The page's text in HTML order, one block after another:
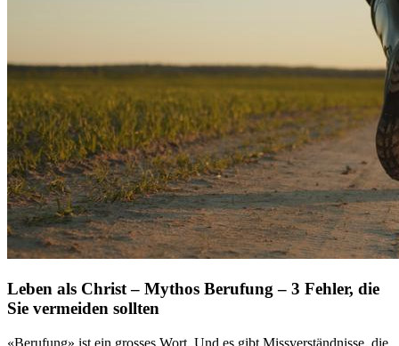
Leben als Christ – Mythos Berufung – 3 Fehler, die
Sie vermeiden sollten
«Berufung» ist ein grosses Wort. Und es gibt Missverständnisse, die